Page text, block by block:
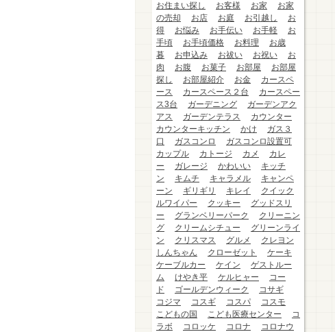
お住まい探し
お客様 お家
お家
の売却
お店 お庭 お引越し
お
得
お悩み お手伝い お手軽
お
手頃
お手頃価格 お料理
お歳
暮
お申込み お祓い お祝い
お
肉
お腹 お菓子 お部屋
お部屋
探し
お部屋紹介 お金
カースペ
ース
カースペース２台
カースペー
ス3台
ガーデニング
ガーデンアク
アス
ガーデンテラス
カウンター
カウンターキッチン
かけ
ガス３
口
ガスコンロ
ガスコンロ設置可
カップル
カトージ カメ
カレ
ー
ガレージ かわいい
キッチ
ン
キムチ キャラメル
キャンペ
ーン
ギリギリ キレイ
クイック
ルワイパー
クッキー
グッドスリ
ー
グランベリーパーク
クリーニン
グ
クリームシチュー
グリーンライ
ン
クリスマス グルメ
クレヨン
しんちゃん
クローゼット
ケーキ
ケーブルカー
ケイン
ゲストルー
ム
けやき平 ケルヒャー
コー
ド
ゴールデンウィーク
コサギ
コジマ
コスギ コスパ
コスモ
こどもの国
こども医療センター
コ
ラボ
コロッケ コロナ
コロナウ